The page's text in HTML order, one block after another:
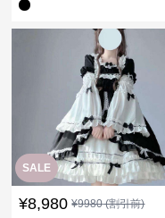
SALE
¥8,980 ¥9980(割引前)